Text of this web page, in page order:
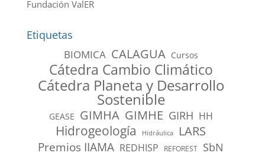
Fundación ValER
Etiquetas
BIOMICA CALAGUA Cursos
Cátedra Cambio Climático
Cátedra Planeta y Desarrollo
Sostenible
GEASE GIMHA GIMHE GIRH HH
Hidrogeología Hidráulica
LARS
Premios IIAMA REDHISP REFOREST SbN